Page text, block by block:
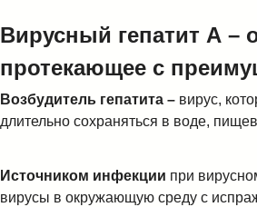
Вирусный гепатит А –
протекающее с
Возбудитель гепатита – вирус,
длительно сохраняться в воде,
Источником инфекции при
вирусы в окружающую среду с